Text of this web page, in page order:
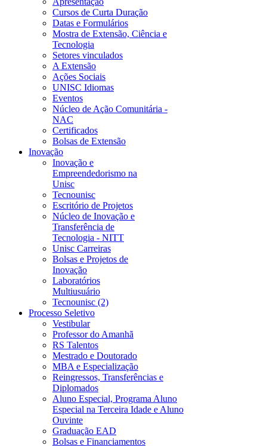
Cursos de Curta Duração
Datas e Formulários
Mostra de Extensão, Ciência e
Tecnologia
Setores vinculados
A Extensão
Ações Sociais
UNISC Idiomas
Eventos
Núcleo de Ação Comunitária -
NAC
Certificados
Bolsas de Extensão
Inovação
Inovação e
Empreendedorismo na
Unisc
Tecnounisc
Escritório de Projetos
Núcleo de Inovação e
Transferência de
Tecnologia - NITT
Unisc Carreiras
Bolsas e Projetos de
Inovação
Laboratórios
Multiusuário
Tecnounisc (2)
Processo Seletivo
Vestibular
Professor do Amanhã
RS Talentos
Mestrado e Doutorado
MBA e Especialização
Reingressos, Transferências e
Diplomados
Aluno Especial, Programa Aluno
Especial na Terceira Idade e Aluno
Ouvinte
Graduação EAD
Bolsas e Financiamentos